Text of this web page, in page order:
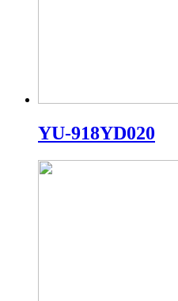
YU-918YD020